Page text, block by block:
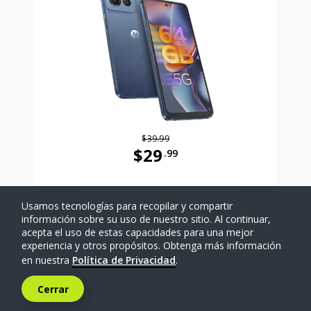
$39.99
$29 .99
SELECCIONAR TELÉFONO
Comparar
Usamos tecnologías para recopilar y compartir
información sobre su uso de nuestro sitio. Al continuar,
acepta el uso de estas capacidades para una mejor
experiencia y otros propósitos. Obtenga más información
en nuestra Política de Privacidad.
Cerrar